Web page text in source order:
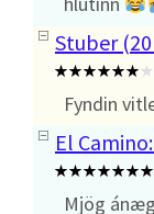
Stuber
Fyndin
El
Mjög